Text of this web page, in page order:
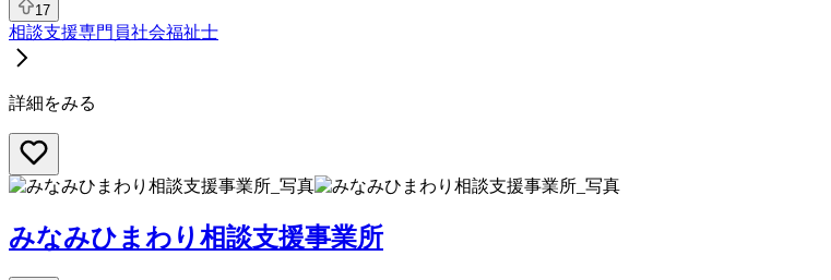
17
相談支援専門員社会福祉士
詳細をみる
みなみひまわり相談支援事業所